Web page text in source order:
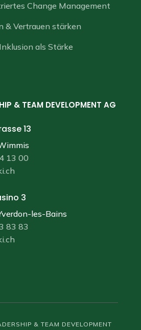
Change Management
& Vertrauen stärken
als Stärke
& TEAM DEVELOPMENT AG
13
13 00
3
les-Bains
83 83
& TEAM DEVELOPMENT